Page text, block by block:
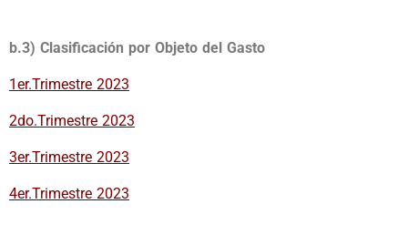
b.3) Clasificación por Objeto del Gasto
1er.Trimestre 2023
2do.Trimestre 2023
3er.Trimestre 2023
4er.Trimestre 2023